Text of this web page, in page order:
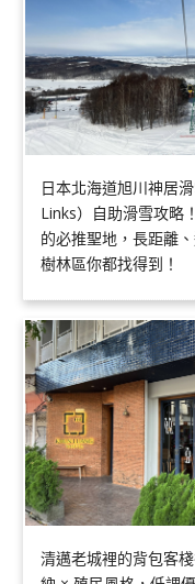
日本北海道旭川神居
Links）自助滑雪攻略
的必推聖地，長距離
樹林區你都找得到！
清邁老城裡的背包客